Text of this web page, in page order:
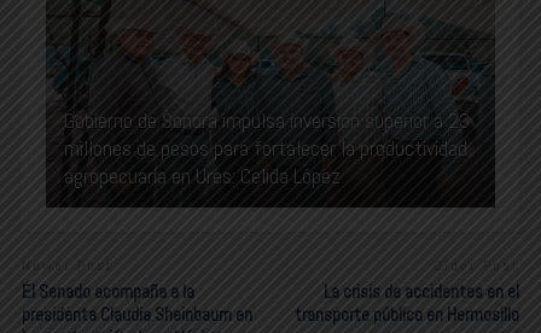
Gobierno de Sonora impulsa inversión superior a 23
millones de pesos para fortalecer la productividad
agropecuaria en Ures: Celida López
Newer Post
El Senado acompaña a la
presidenta Claudia Sheinbaum en
Older Post
La crisis de accidentes en el
transporte público en Hermosillo